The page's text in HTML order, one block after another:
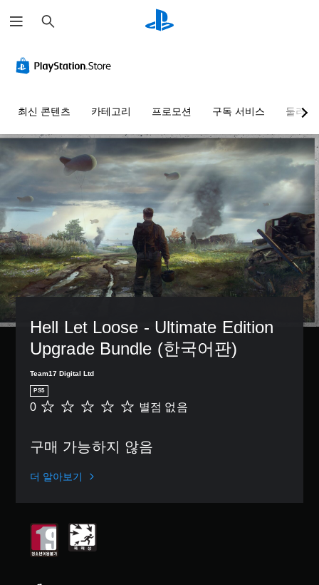
색
최신 콘텐츠 카테고리 프로모션 구독 서비스 둘러보
Hell Let Loose - Ultimate Edition
Upgrade Bundle (한국어판)
Team17 Digital Ltd
PS5
별
음
0 별점 없음
구매 가능하지 않음
더 알아보기